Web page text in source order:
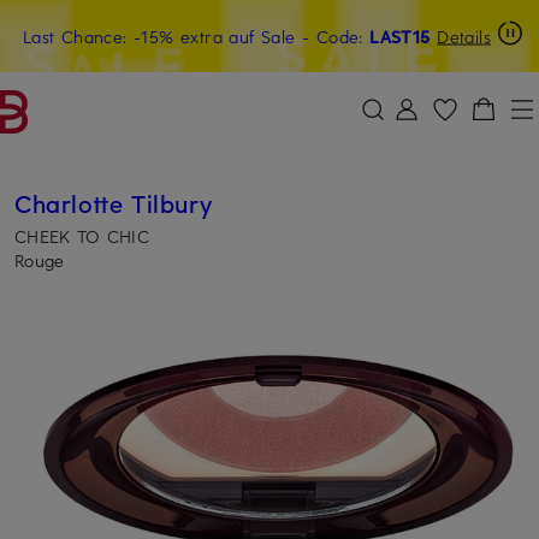
ZUM HAUPTINHALT ÜBERSPRINGEN ZUM SUCHFELD ÜBERSPRINGEN
Last Chance: -15% extra auf Sale- Code: LAST15 Details
20€-Willkommensgutschein mit Beyond sichern
Charlotte Tilbury
CHEEK TO CHIC
Rouge